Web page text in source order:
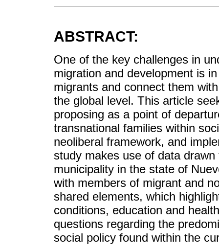
ABSTRACT:
One of the key challenges in
migration and development is
migrants and connect them
the global level. This article
proposing as a point of
transnational families within
neoliberal framework, and
study makes use of data
municipality in the state of
with members of migrant and
shared elements, which
conditions, education and
questions regarding the
social policy found within the